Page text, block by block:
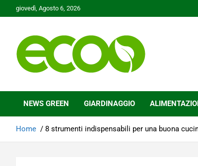
to
giovedì, Agosto 6, 2026
Ecoo.it
NEWS GREEN GIARDINAGGIO
Home 8 strumenti indispensabili per una buona